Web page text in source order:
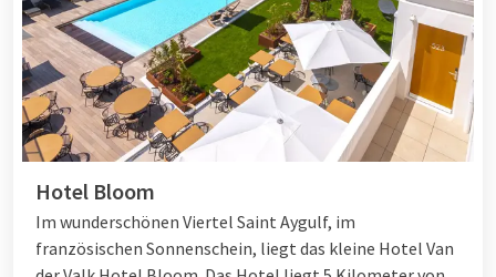
Hotel Bloom
Im wunderschönen Viertel Saint Aygulf, im
französischen Sonnenschein, liegt das kleine Hotel Van